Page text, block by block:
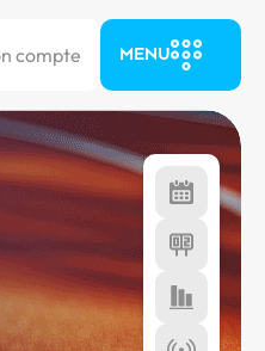
compte MENU